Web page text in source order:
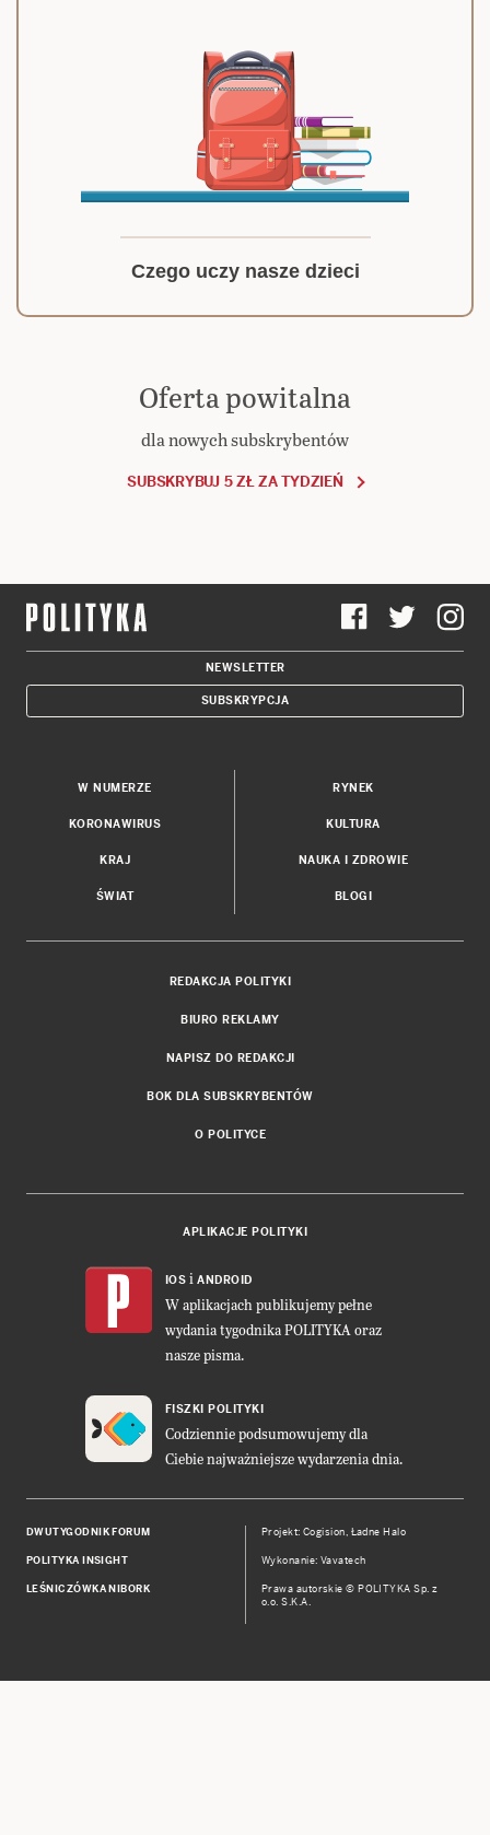
Czego uczy nasze dzieci
Oferta powitalna
dla nowych subskrybentów
SUBSKRYBUJ 5 ZŁ ZA TYDZIEŃ
NEWSLETTER
SUBSKRYPCJA
W NUMERZE
KORONAWIRUS
KRAJ
ŚWIAT
RYNEK
KULTURA
NAUKA I ZDROWIE
BLOGI
REDAKCJA POLITYKI
BIURO REKLAMY
NAPISZ DO REDAKCJI
BOK DLA SUBSKRYBENTÓW
O POLITYCE
APLIKACJE POLITYKI
IOS i ANDROID
W aplikacjach publikujemy pełne
wydania tygodnika POLITYKA oraz
nasze pisma.
FISZKI POLITYKI
Codziennie podsumowujemy dla
Ciebie najważniejsze wydarzenia dnia.
DWUTYGODNIK FORUM
POLITYKA INSIGHT
LEŚNICZÓWKA NIBORK
Projekt:Cogision, Ładne Halo
Wykonanie: Vavatech
Prawa autorskie © POLITYKA Sp. z
o.o. S.K.A.